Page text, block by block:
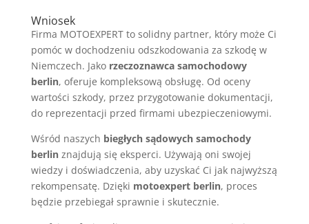
Wniosek
Firma MOTOEXPERT to solidny partner, który może Ci
pomóc w dochodzeniu odszkodowania za szkodę w
Niemczech. Jako rzeczoznawca samochodowy
berlin, oferuje kompleksową obsługę. Od oceny
wartości szkody, przez przygotowanie dokumentacji,
do reprezentacji przed firmami ubezpieczeniowymi.
Wśród naszych biegłych sądowych samochody
berlinznajdują się eksperci. Używają oni swojej
wiedzy i doświadczenia, aby uzyskać Ci jak najwyższą
rekompensatę. Dzięki motoexpert berlin, proces
będzie przebiegał sprawnie i skutecznie.